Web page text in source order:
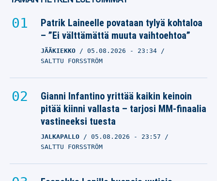
Patrik Laineelle povataan tylyä kohtaloa
– ”Ei välttämättä muuta vaihtoehtoa”
JÄÄKIEKKO 05.08.2026 - 23:34
SALTTU FORSSTRÖM
Gianni Infantino yrittää kaikin keinoin
pitää kiinni vallasta – tarjosi MM-finaalia
vastineeksi tuesta
JALKAPALLO 05.08.2026 - 23:57
SALTTU FORSSTRÖM